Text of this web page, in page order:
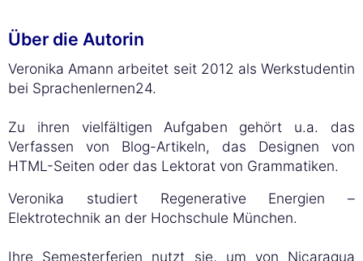
Über die Autorin
Veronika Amann arbeitet seit 2012 als Werkstudentin
bei Sprachenlernen24.
Zu ihren vielfältigen Aufgaben gehört u.a. das
Verfassen von Blog-Artikeln, das Designen von
HTML-Seiten oder das Lektorat von Grammatiken.
Veronika studiert Regenerative Energien –
Elektrotechnik an der Hochschule München.
Ihre Semesterferien nutzt sie, um von Nicaragua